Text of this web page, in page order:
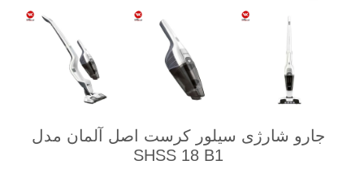
جارو شارژی سیلور کرست اصل آلمان مدل
SHSS 18 B1